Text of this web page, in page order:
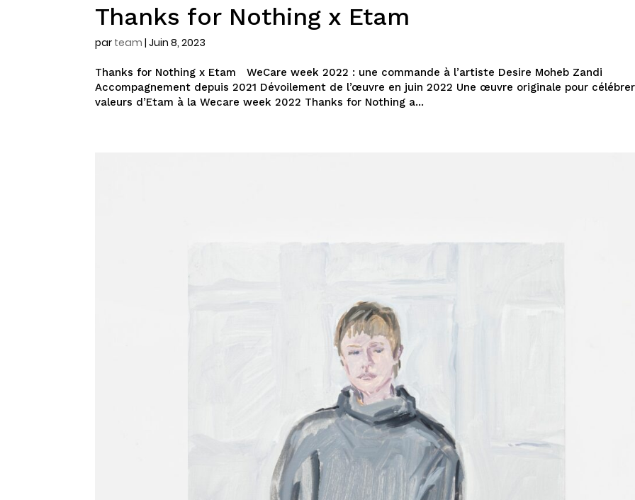
Thanks for Nothing x Etam
par team |Juin 8, 2023
Thanks for Nothing x Etam WeCare week 2022 : une commande à l’artiste Desire Moheb Zandi
Accompagnement depuis 2021 Dévoilement de l’œuvre en juin 2022 Une œuvre originale pour
valeurs d’Etam à la Wecare week 2022 Thanks for Nothing a...